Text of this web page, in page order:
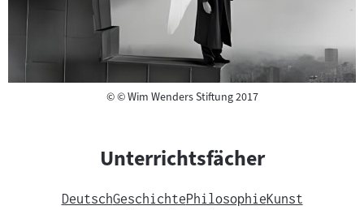
©Copyright
© Wim Wenders Stiftung 2017
Unterrichtsfächer
DeutschGeschichtePhilosophieKunst